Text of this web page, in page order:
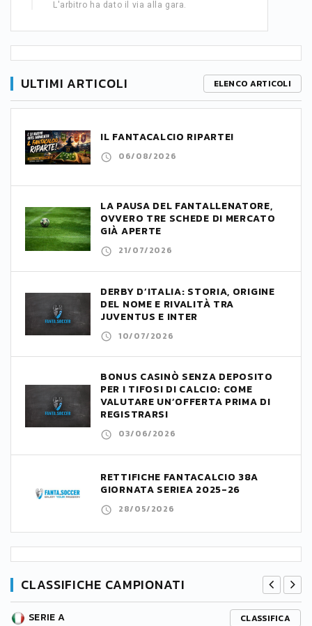
L'arbitro ha dato il via alla gara.
ULTIMI ARTICOLI ELENCO ARTICOLI
IL FANTACALCIO RIPARTE!
06/08/2026
LA PAUSA DEL FANTALLENATORE,
OVVERO TRE SCHEDE DI MERCATO
GIÀ APERTE
21/07/2026
DERBY D’ITALIA: STORIA, ORIGINE
DEL NOME E RIVALITÀ TRA
JUVENTUS E INTER
10/07/2026
BONUS CASINÒ SENZA DEPOSITO
PER I TIFOSI DI CALCIO: COME
VALUTARE UN’OFFERTA PRIMA DI
REGISTRARSI
03/06/2026
RETTIFICHE FANTACALCIO 38A
GIORNATA SERIEA 2025-26
28/05/2026
CLASSIFICHE CAMPIONATI
SERIE A CLASSIFICA